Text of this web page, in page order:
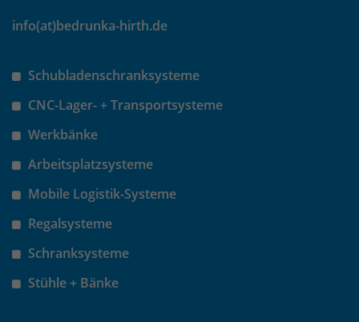
info(at)bedrunka-hirth.de
Schubladenschranksysteme
CNC-Lager- + Transportsysteme
Werkbänke
Arbeitsplatzsysteme
Mobile Logistik-Systeme
Regalsysteme
Schranksysteme
Stühle + Bänke